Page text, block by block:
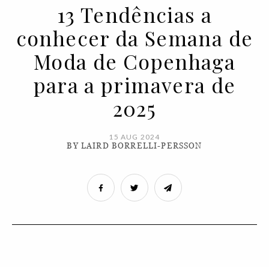
13 Tendências a
conhecer da Semana de
Moda de Copenhaga
para a primavera de
2025
15 AUG 2024
BY LAIRD BORRELLI-PERSSON